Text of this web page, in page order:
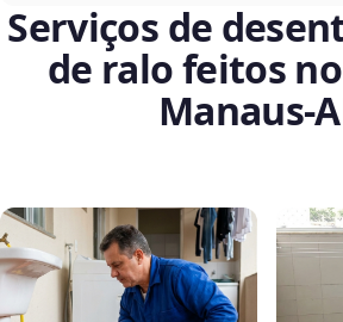
Serviços de
de ralo feitos